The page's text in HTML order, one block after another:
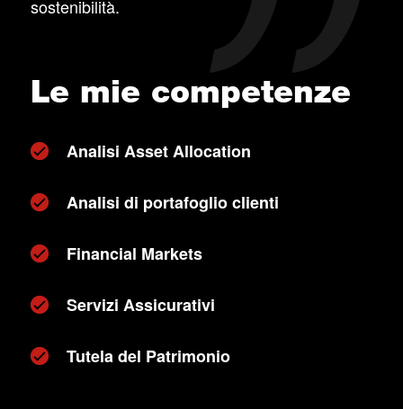
sostenibilità.
Le mie competenze
Analisi Asset Allocation
Analisi di portafoglio clienti
Financial Markets
Servizi Assicurativi
Tutela del Patrimonio